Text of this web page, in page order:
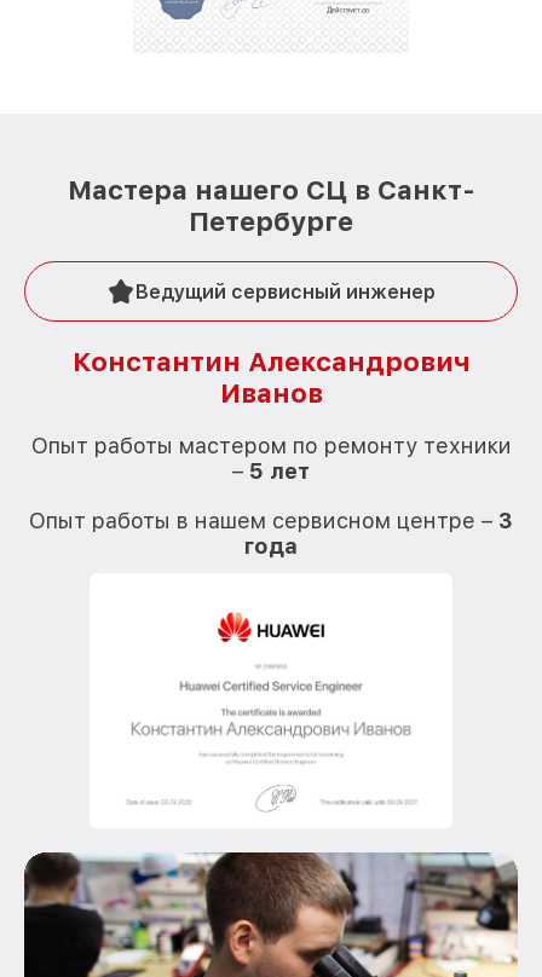
Мастера нашего СЦ в Санкт-
Петербурге
Ведущий сервисный инженер
Константин Александрович
Иванов
Опыт работы мастером по ремонту техники
– 5 лет
Опыт работы в нашем сервисном центре – 3
года